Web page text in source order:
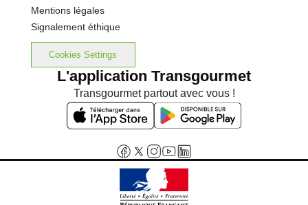
Mentions légales
Signalement éthique
Cookies Settings
L'application Transgourmet
Transgourmet partout avec vous !